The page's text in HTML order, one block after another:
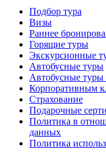
Подбор тура
Визы
Раннее
Горящие туры
Экскурсионные
Автобусные туры
Автобусные
Корпоративным
Страхование
Подарочные
Политика в
данных
Политика